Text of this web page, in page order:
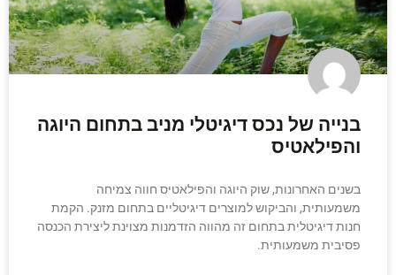
בנייה של נכס דיגיטלי מניב בתחום היוגה
והפילאטיס
בשנים האחרונות, שוק היוגה והפילאטיס חווה צמיחה
משמעותית, והביקוש למוצרים דיגיטליים בתחום מזנק. הקמת
חנות דיגיטלית בתחום זה מהווה הזדמנות מצוינת ליצירת הכנסה
פסיבית משמעותית.